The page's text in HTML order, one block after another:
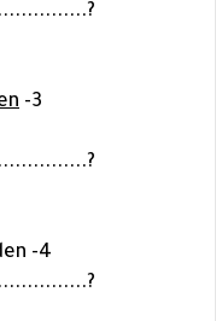
3- The boys are sitting
4- My rabbit has a